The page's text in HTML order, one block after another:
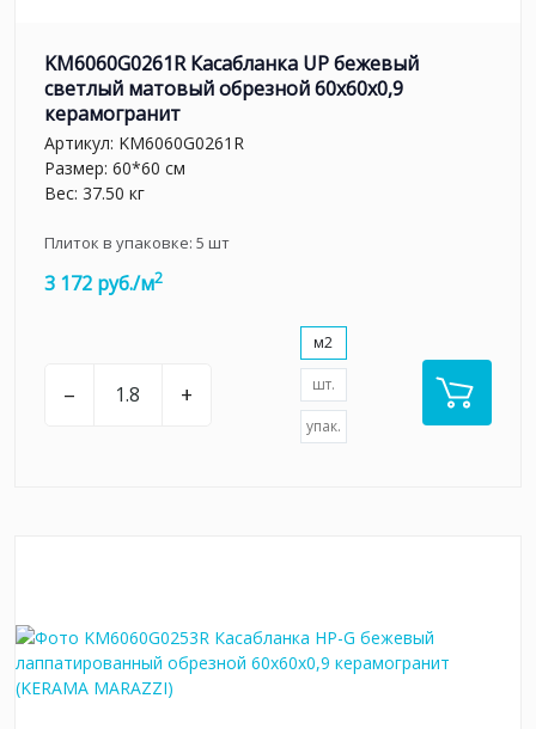
KM6060G0261R Касабланка UP бежевый
светлый матовый обрезной 60x60x0,9
керамогранит
Артикул: KM6060G0261R
Размер: 60*60 см
Вес: 37.50 кг
Плиток в упаковке: 5 шт
3 172 руб./м2
– +
м2
шт.
упак.